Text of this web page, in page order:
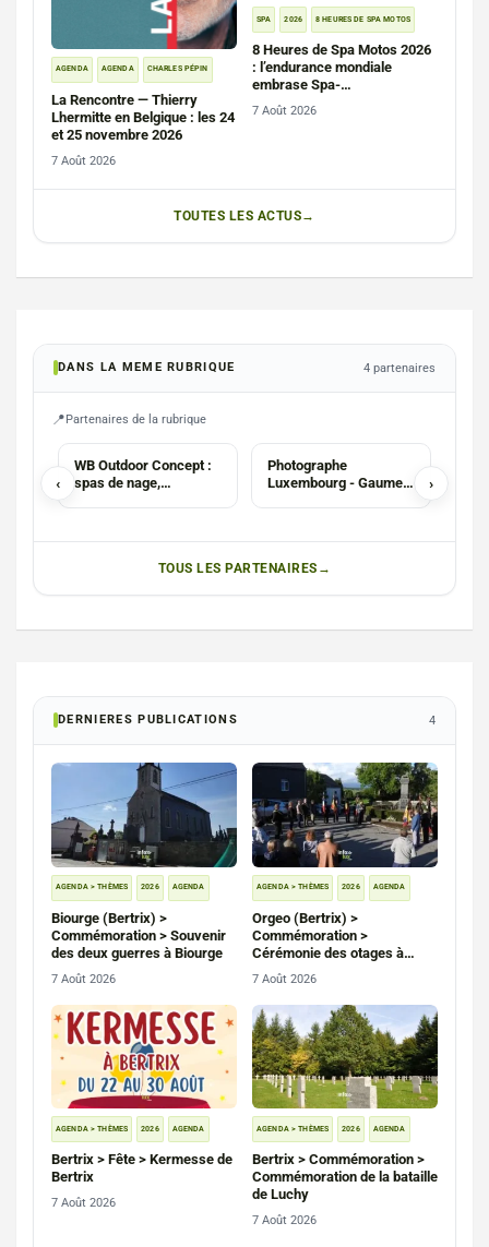
AGENDA AGENDA CHARLES PÉPIN
La Rencontre — Thierry
Lhermitte en Belgique : les 24
et 25 novembre 2026
7 Août 2026
SPA 2026 8 HEURES DE SPA MOTOS
8 Heures de Spa Motos 2026
: l’endurance mondiale
embrase Spa-
Francorchamps (photos)
7 Août 2026
TOUTES LES ACTUS
DANS LA MEME RUBRIQUE 4 partenaires
Partenaires de la rubrique
‹ ›
CHAUFFAGISTE
WB Outdoor Concept :
spas de nage,
Photographe
Luxembourg - Gaume -
TOUS LES PARTENAIRES
DERNIERES PUBLICATIONS 4
AGENDA > THÈMES 2026 AGENDA
Biourge (Bertrix) >
Commémoration > Souvenir
des deux guerres à Biourge
7 Août 2026
AGENDA > THÈMES 2026 AGENDA
Orgeo (Bertrix) >
Commémoration >
Cérémonie des otages à
Orgeo et Saint-Médard
7 Août 2026
AGENDA > THÈMES 2026 AGENDA
Bertrix > Fête > Kermesse de
Bertrix
7 Août 2026
AGENDA > THÈMES 2026 AGENDA
Bertrix > Commémoration >
Commémoration de la bataille
de Luchy
7 Août 2026